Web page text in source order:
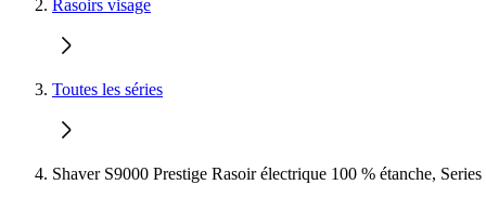
Rasoirs visage
Toutes les séries
Shaver S9000 Prestige Rasoir électrique 100 % étanche,